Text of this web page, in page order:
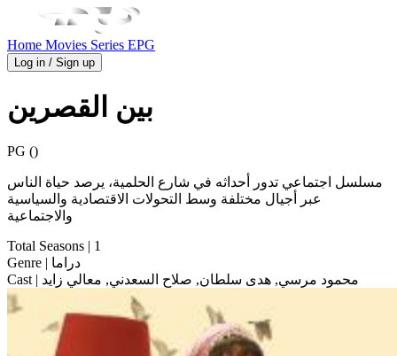
Home Movies Series EPG
Log in / Sign up
بين القصرين
PG ()
مسلسل اجتماعي تدور أحداثه في شارع الحلمية، يرصد حياة الناس
عبر أجيال مختلفة وسط التحولات الاقتصادية والسياسية
والاجتماعية
Total Seasons | 1
Genre
| دراما
Cast
| محمود مرسي, هدى سلطان, صلاح السعدني, معالي زايد